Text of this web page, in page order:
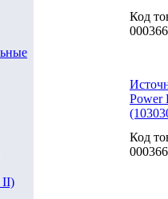
II)
Код
Power
Код